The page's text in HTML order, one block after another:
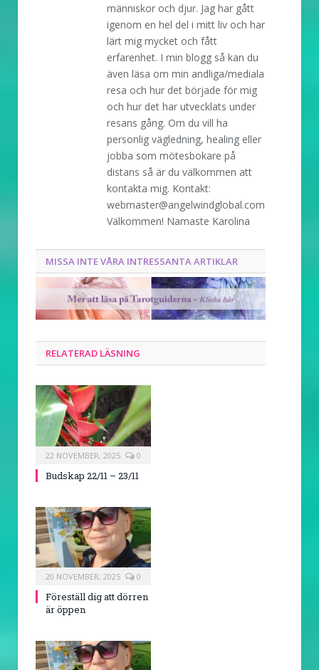
människor och djur. Jag har gått
igenom en hel del i mitt liv och har
lärt mig mycket och fått
erfarenhet. I min blogg så kan du
även läsa om min andliga/mediala
resa och hur det började för mig
och hur det har utvecklats under
resans gång. Om du vill ha
personlig vägledning, healing eller
jobba som mötesbokare på
distans så är du välkommen att
kontakta mig. Kontakt:
webmaster@angelwindglobal.com
Välkommen! Namaste Karolina
MISSA INTE VÅRA INTRESSANTA ARTIKLAR
RELATERAD LÄSNING
22 NOVEMBER, 2025 0
Budskap 22/11 – 23/11
20 NOVEMBER, 2025 0
Föreställ dig att dörren
är öppen